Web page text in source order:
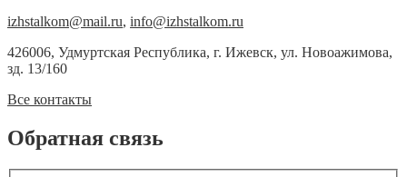
izhstalkom@mail.ru, info@izhstalkom.ru
426006, Удмуртская Республика, г. Ижевск, ул. Новоажимова,
зд. 13/160
Все контакты
Обратная связь